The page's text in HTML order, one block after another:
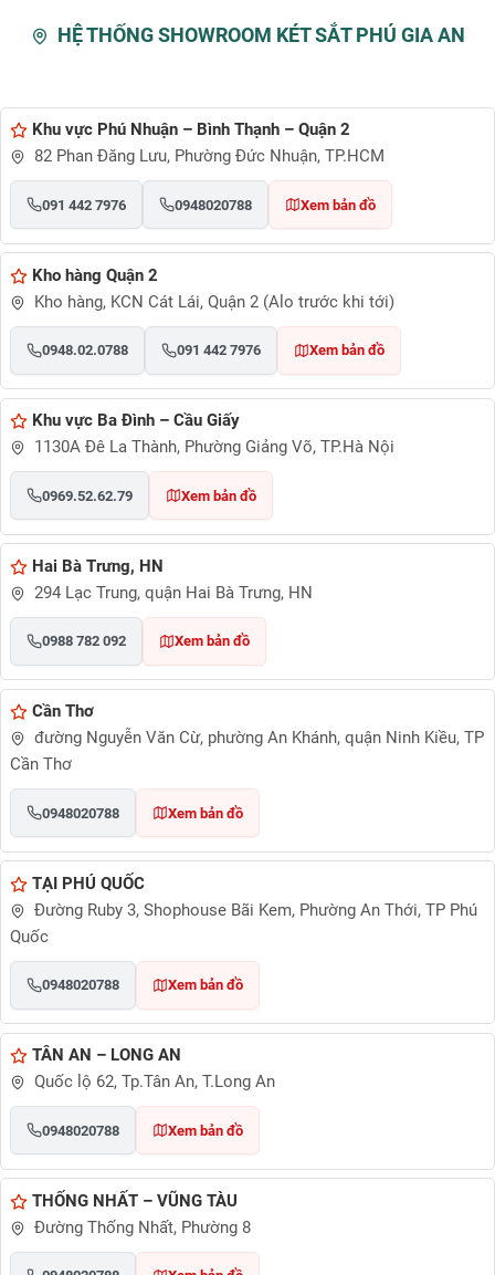
HỆ THỐNG SHOWROOM KÉT SẮT PHÚ GIA AN
Khu vực Phú Nhuận – Bình Thạnh – Quận 2
82 Phan Đăng Lưu, Phường Đức Nhuận, TP.HCM
091 442 7976 0948020788 Xem bản đồ
Kho hàng Quận 2
Kho hàng, KCN Cát Lái, Quận 2 (Alo trước khi tới)
0948.02.0788 091 442 7976 Xem bản đồ
Khu vực Ba Đình – Cầu Giấy
1130A Đê La Thành, Phường Giảng Võ, TP.Hà Nội
0969.52.62.79 Xem bản đồ
Hai Bà Trưng, HN
294 Lạc Trung, quận Hai Bà Trưng, HN
0988 782 092 Xem bản đồ
Cần Thơ
đường Nguyễn Văn Cừ, phường An Khánh, quận Ninh Kiều, TP
Cần Thơ
0948020788 Xem bản đồ
TẠI PHÚ QUỐC
Đường Ruby 3, Shophouse Bãi Kem, Phường An Thới, TP Phú
Quốc
0948020788 Xem bản đồ
TÂN AN – LONG AN
Quốc lộ 62, Tp.Tân An, T.Long An
0948020788 Xem bản đồ
THỐNG NHẤT – VŨNG TÀU
Đường Thống Nhất, Phường 8